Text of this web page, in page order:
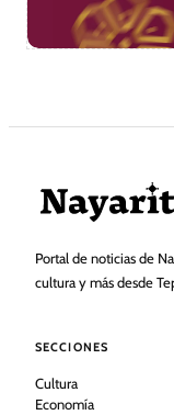
Portal de noticias de
cultura y más desde
SECCIONES
Cultura
Economía